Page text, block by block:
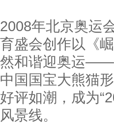
2008年北京奥运
育盛会创作以《
然和谐迎奥运——
中国国宝大熊猫
好评如潮，成为
风景线。